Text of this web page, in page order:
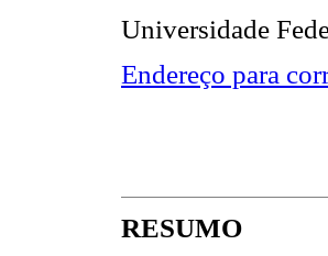
Universidade
Endereço para
RESUMO